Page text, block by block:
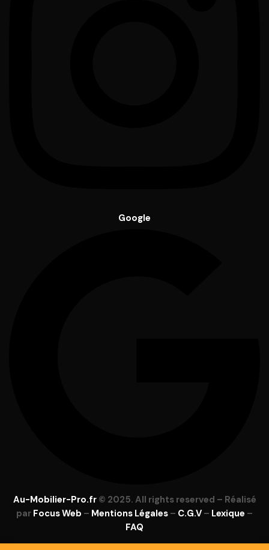
Google
Au-Mobilier-Pro.fr© 2025. All rights reserved – Réalisé
par Focus Web – Mentions Légales – C.G.V – Lexique –
FAQ